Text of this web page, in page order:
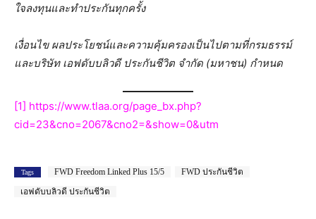
ใจลงทุนและทำประกันทุกครั้ง
เงื่อนไข ผลประโยชน์และความคุ้มครองเป็นไปตามที่กรมธรรม์
และบริษัท เอฟดับบลิวดี ประกันชีวิต จำกัด (มหาชน) กำหนด
[1] https://www.tlaa.org/page_bx.php?
cid=23&cno=2067&cno2=&show=0&utm
Tags FWD Freedom Linked Plus 15/5
FWD ประกันชีวิต
เอฟดับบลิวดี ประกันชีวิต